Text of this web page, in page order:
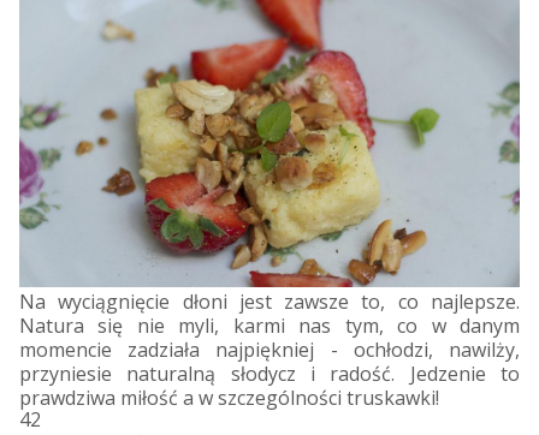
Na wyciągnięcie dłoni jest zawsze to, co najlepsze.
Natura się nie myli, karmi nas tym, co w danym
momencie zadziała najpiękniej - ochłodzi, nawilży,
przyniesie naturalną słodycz i radość. Jedzenie to
prawdziwa miłość a w szczególności truskawki!
42